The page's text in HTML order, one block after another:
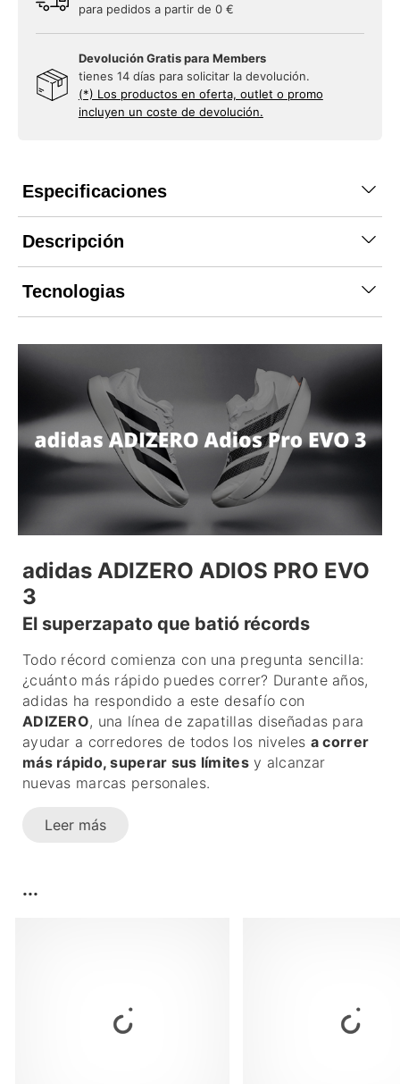
para pedidos a partir de 0 €
Devolución Gratis para Members
tienes 14 días para solicitar la devolución.
(*) Los productos en oferta, outlet o promo
incluyen un coste de devolución.
Especificaciones
Descripción
Tecnologias
adidas ADIZERO ADIOS PRO EVO
3
El superzapato que batió récords
Todo récord comienza con una pregunta sencilla:
¿cuánto más rápido puedes correr? Durante años,
adidas ha respondido a este desafío con
ADIZERO, una línea de zapatillas diseñadas para
ayudar a corredores de todos los niveles a correr
más rápido, superar sus límitesy alcanzar
nuevas marcas personales.
Leer más
...